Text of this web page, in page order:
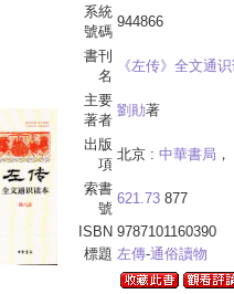
系統
號碼
944866
書刊
名
《左传》全文通
主要
著者
劉勛著
出版
項
北京 : 中華書局
索書
號
621.73 877
ISBN 9787101160390
標題 左傳-通俗讀物